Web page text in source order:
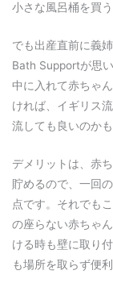
小さな風呂桶を買
でも出産直前に義
Bath Supportが思
中に入れて赤ちゃ
ければ、イギリス
流しても良いのかも
デメリットは、赤
貯めるので、一回
点です。それでも
の座らない赤ちゃ
ける時も壁に取り
も場所を取らず便利